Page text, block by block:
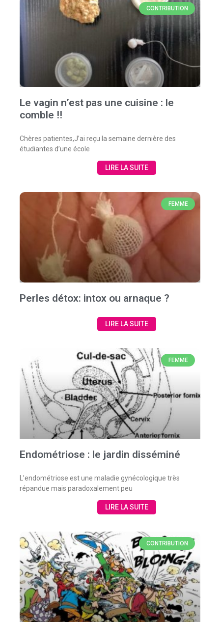
CONTRIBUTION
Le vagin n’est pas une cuisine : le
comble !!
Chères patientes,J’ai reçu la semaine dernière des
étudiantes d’une école
LIRE LA SUITE
FEMME
Perles détox: intox ou arnaque ?
LIRE LA SUITE
FEMME
Endométriose : le jardin disséminé
L’endométriose est une maladie gynécologique très
répandue mais paradoxalement peu
LIRE LA SUITE
CONTRIBUTION